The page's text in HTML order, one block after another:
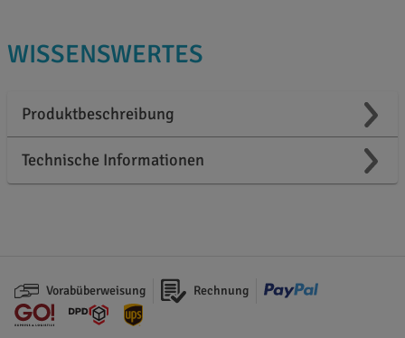
WISSENSWERTES
Produktbeschreibung
Technische Informationen
Vorabüberweisung Rechnung